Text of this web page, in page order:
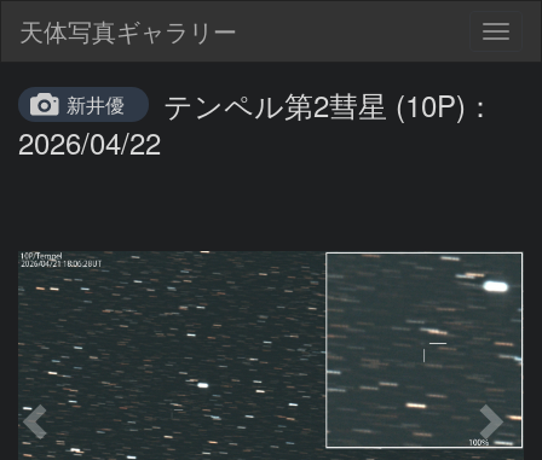
天体写真ギャラリー
新井優
テンペル第2彗星 (10P)：
2026/04/22